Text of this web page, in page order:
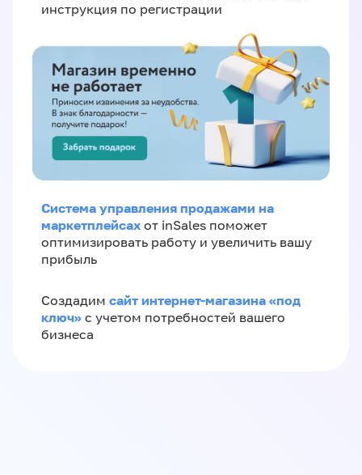
инструкция по регистрации
Система управления продажами на
маркетплейсах от inSales поможет
оптимизировать работу и увеличить вашу
прибыль
Создадим сайт интернет-магазина «под
ключ» с учетом потребностей вашего
бизнеса